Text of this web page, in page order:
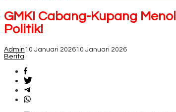
GMKI Cabang-Kupang
Politik!
Admin 10 Januari 202610 Januari 2026
Berita